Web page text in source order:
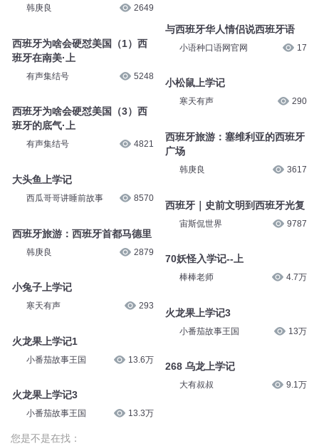
韩庚良 2649
西班牙为啥会硬怼美国（1）西
班牙在南美·上
有声集结号 5248
西班牙为啥会硬怼美国（3）西
班牙的底气·上
有声集结号 4821
大头鱼上学记
西瓜哥哥讲睡前故事 8570
西班牙旅游：西班牙首都马德里
韩庚良 2879
小兔子上学记
寒天有声 293
火龙果上学记1
小番茄故事王国 13.6万
火龙果上学记3
小番茄故事王国 13.3万
与西班牙华人情侣说西班牙语
小语种口语网官网 17
小松鼠上学记
寒天有声 290
西班牙旅游：塞维利亚的西班牙
广场
韩庚良 3617
西班牙｜史前文明到西班牙光复
宙斯侃世界 9787
70妖怪入学记--上
棒棒老师 4.7万
火龙果上学记3
小番茄故事王国 13万
268 乌龙上学记
大有叔叔 9.1万
您是不是在找：